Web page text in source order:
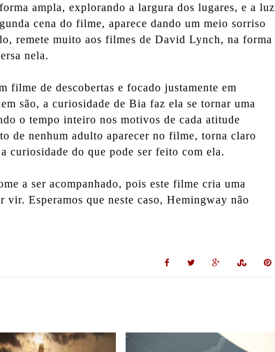
ampla, explorando a largura dos lugares, e a luz
cena do filme, aparece dando um meio sorriso
remete muito aos filmes de David Lynch, na forma
nela.
filme de descobertas e focado justamente em
são, a curiosidade de Bia faz ela se tornar uma
o tempo inteiro nos motivos de cada atitude
de nenhum adulto aparecer no filme, torna claro
curiosidade do que pode ser feito com ela.
a ser acompanhado, pois este filme cria uma
vir. Esperamos que neste caso, Hemingway não